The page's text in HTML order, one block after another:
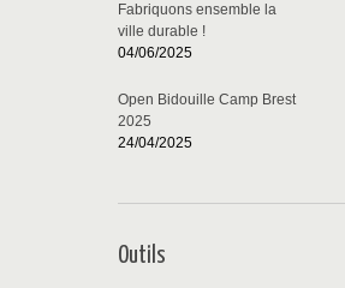
Fabriquons ensemble la
ville durable !
04/06/2025
Open Bidouille Camp Brest
2025
24/04/2025
Outils